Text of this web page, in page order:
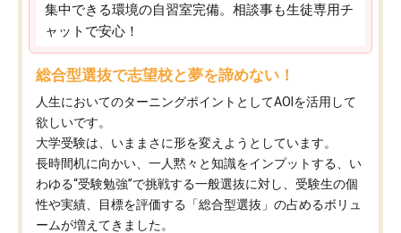
集中できる環境の自習室完備。相談事も生徒専用チ
ャットで安心！
総合型選抜で志望校と夢を諦めない！
人生においてのターニングポイントとしてAOIを活用して
欲しいです。
大学受験は、いままさに形を変えようとしています。
長時間机に向かい、一人黙々と知識をインプットする、い
わゆる“受験勉強”で挑戦する一般選抜に対し、受験生の個
性や実績、目標を評価する「総合型選抜」の占めるボリュ
ームが増えてきました。